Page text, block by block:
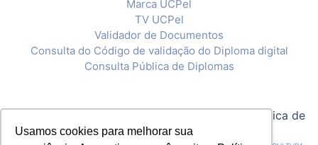
Usamos cookies para melhorar sua
Marca UCPel
TV UCPel
Validador de Documentos
Consulta do Código de validação do Diploma digital
Consulta Pública de Diplomas
Política de
Privacidade